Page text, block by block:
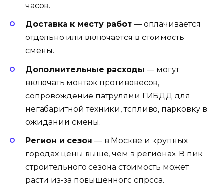
часов.
Доставка к месту работ — оплачивается
отдельно или включается в стоимость
смены.
Дополнительные расходы — могут
включать монтаж противовесов,
сопровождение патрулями ГИБДД для
негабаритной техники, топливо, парковку в
ожидании смены.
Регион и сезон — в Москве и крупных
городах цены выше, чем в регионах. В пик
строительного сезона стоимость может
расти из-за повышенного спроса.